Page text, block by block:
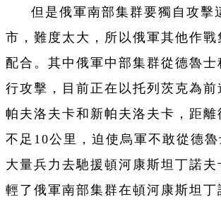
但是俄軍南部集群要獨自攻擊
市，難度太大，所以俄軍其他作戰
配合。其中俄軍中部集群從德魯士
行攻擊，目前正在以托列茨克為前
帕夫洛夫卡和新帕夫洛夫卡，距離
不足10公里，迫使烏軍不敢從德
大量兵力去馳援頓河康斯坦丁諾夫
輕了俄軍南部集群在頓河康斯坦丁